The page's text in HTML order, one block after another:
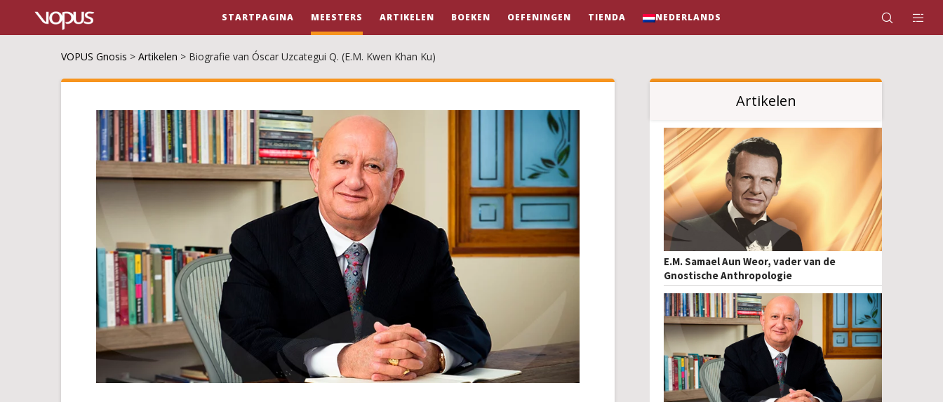
STARTPAGINA MEESTERS ARTIKELEN BOEKEN OEFENINGEN TIENDA NEDERLANDS
VOPUS Gnosis > Artikelen > Biografie van Óscar Uzcategui Q. (E.M. Kwen Khan Ku)
Artikelen
E.M. Samael Aun Weor, vader van de
Gnostische Anthropologie